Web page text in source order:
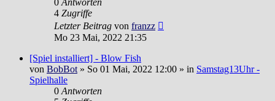
0Antworten
4 Zugriffe
Letzter Beitrag von franzz
Mo 23 Mai, 2022 21:35
[Spiel installiert] - Blow Fish
von BobBot» So 01 Mai, 2022 12:00 » in Samstag13Uhr -
Spielhalle
0Antworten